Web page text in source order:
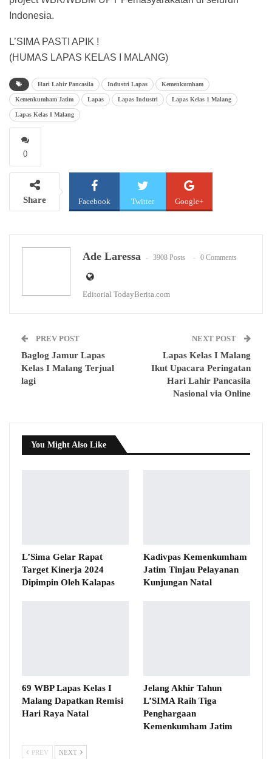
Indonesia.
L’SIMA PASTI APIK !
(HUMAS LAPAS KELAS I MALANG)
Hari Lahir Pancasila Industri Lapas Kemenkumham
Kemenkumham Jatim Lapas Lapas Industri Lapas Kelas 1 Malang
Lapas Kelas I Malang
0
Share Facebook Twitter Google+
Ade Laressa 3908 Posts 0 Comments
Editorial TodayBerita.com
PREV POST
Baglog Jamur Lapas
Kelas I Malang Terjual
lagi
NEXT POST
Lapas Kelas I Malang
Ikut Upacara Peringatan
Hari Lahir Pancasila
Nasional via Online
You Might Also Like
L’Sima Gelar Rapat
Target Kinerja 2024
Dipimpin Oleh Kalapas
Kadivpas Kemenkumham
Jatim Tinjau Pelayanan
Kunjungan Natal
69 WBP Lapas Kelas I
Malang Dapatkan Remisi
Hari Raya Natal
Jelang Akhir Tahun
L’SIMA Raih Tiga
Penghargaan
Kemenkumham Jatim
PREV NEXT